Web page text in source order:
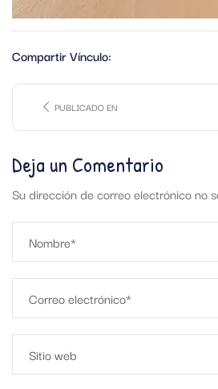
Compartir Vínculo:
PUBLICADO EN
Deja un Comentario
Su dirección de correo electrónico no